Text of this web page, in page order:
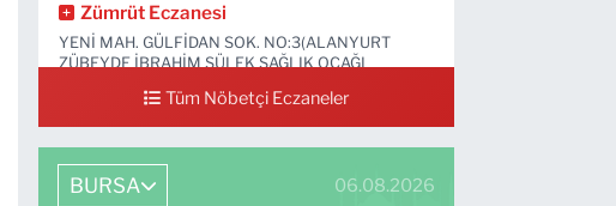
Zümrüt Eczanesi
YENİ MAH. GÜLFİDAN SOK. NO:3(ALANYURT
ZÜBEYDE İBRAHİM SÜLEK SAĞLIK OCAĞI
Tüm Nöbetçi Eczaneler
BURSA 06.08.2026